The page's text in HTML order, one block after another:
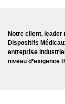
Notre client,
Dispositifs
entreprise
niveau d’exigence